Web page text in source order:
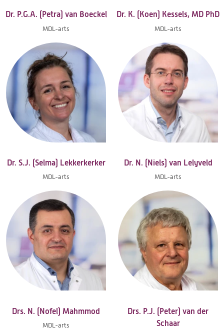
Dr. P.G.A. (Petra) van Boeckel
MDL-arts
Dr. K. (Koen) Kessels, MD PhD
MDL-arts
Dr. S.J. (Selma) Lekkerkerker
MDL-arts
Dr. N. (Niels) van Lelyveld
MDL-arts
Drs. N. (Nofel) Mahmmod
MDL-arts
Drs. P.J. (Peter) van der
Schaar